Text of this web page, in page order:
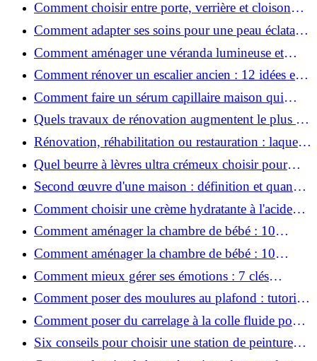
Comment choisir entre porte, verrière et cloison
coulissante pour séparer vos pièces ?
Comment adapter ses soins pour une peau éclatante
en hiver ?
Comment aménager une véranda lumineuse et
conviviale : 12 idées déco
Comment rénover un escalier ancien : 12 idées et
astuces faciles pas à pas
Comment faire un sérum capillaire maison qui
stimule réellement la pousse des cheveux ?
Quels travaux de rénovation augmentent le plus la
valeur d'une maison pour la revente ?
Rénovation, réhabilitation ou restauration : laquelle
convient le mieux à mon logement ?
Quel beurre à lèvres ultra crémeux choisir pour
lèvres sèches et gercées?
Second œuvre d'une maison : définition et quand
le réaliser
Comment choisir une crème hydratante à l'acide
hyaluronique et niacinamide ?
Comment aménager la chambre de bébé : 10
conseils sécurité, déco et rangement
Comment aménager la chambre de bébé : 10
conseils sécurité, déco et rangement
Comment mieux gérer ses émotions : 7 clés
pratiques
Comment poser des moulures au plafond : tutoriel
vidéo pas à pas ?
Comment poser du carrelage à la colle fluide pour
un rendu professionnel ?
Six conseils pour choisir une station de peinture